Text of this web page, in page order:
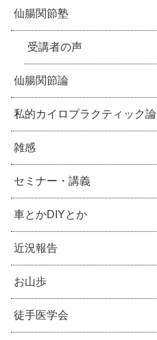
仙腸関節塾
受講者の声
仙腸関節論
私的カイロプラクティック論
雑感
セミナー・講義
車とかDIYとか
近況報告
お山歩
徒手医学会